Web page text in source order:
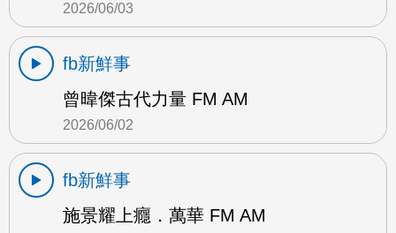
2026/06/03
fb新鮮事
曾暐傑古代力量 FM AM
2026/06/02
fb新鮮事
施景耀上癮．萬華 FM AM